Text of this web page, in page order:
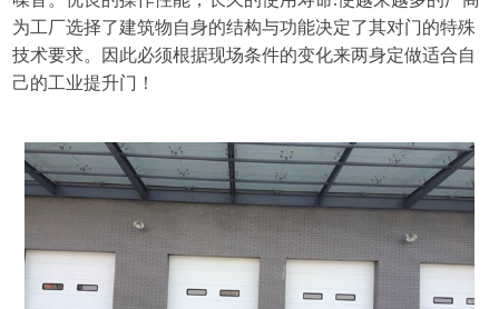
为工厂选择了建筑物自身的结构与功能决定了其对门的特殊
技术要求。因此必须根据现场条件的变化来两身定做适合自
己的工业提升门！